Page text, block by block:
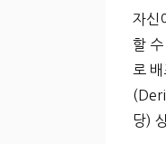
자신
할
로
당)